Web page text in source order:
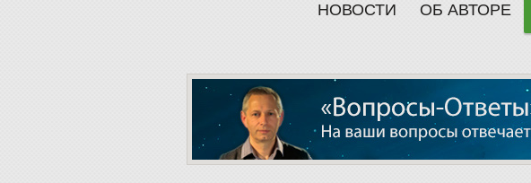
НОВОСТИ ОБ АВТОРЕ